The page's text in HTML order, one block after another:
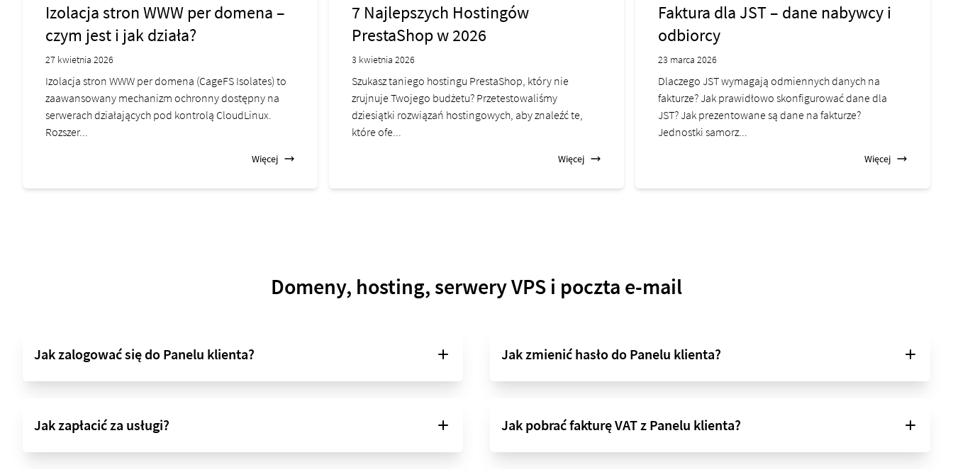
Izolacja stron WWW per domena –
czym jest i jak działa?
27 kwietnia 2026
Izolacja stron WWW per domena (CageFS Isolates) to
zaawansowany mechanizm ochronny dostępny na
serwerach działających pod kontrolą CloudLinux.
Rozszer...
Więcej
7 Najlepszych Hostingów
PrestaShop w 2026
3 kwietnia 2026
Szukasz taniego hostingu PrestaShop, który nie
zrujnuje Twojego budżetu? Przetestowaliśmy
dziesiątki rozwiązań hostingowych, aby znaleźć te,
które ofe...
Więcej
Faktura dla JST – dane nabywcy i
odbiorcy
23 marca 2026
Dlaczego JST wymagają odmiennych danych na
fakturze? Jak prawidłowo skonfigurować dane dla
JST? Jak prezentowane są dane na fakturze?
Jednostki samorz...
Więcej
Domeny, hosting, serwery VPS i poczta e-mail
Jak zalogować się do Panelu klienta? Jak zmienić hasło do Panelu klienta?
Jak zapłacić za usługi? Jak pobrać fakturę VAT z Panelu klienta?